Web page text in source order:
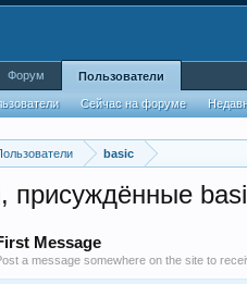
basic
присуждённые
Message
a message somewhere on the site to
Форум Пользователи
Сейчас на форуме